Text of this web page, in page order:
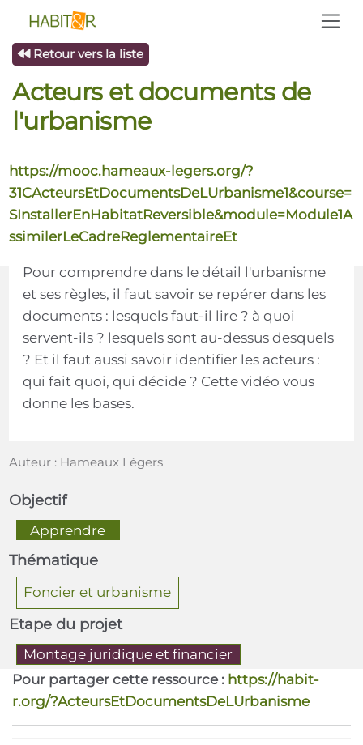
Retour vers la liste
Acteurs et documents de
l'urbanisme
https://mooc.hameaux-legers.org/?
31CActeursEtDocumentsDeLUrbanisme1&course=
SInstallerEnHabitatReversible&module=Module1A
ssimilerLeCadreReglementaireEt
Pour comprendre dans le détail l'urbanisme
et ses règles, il faut savoir se repérer dans les
documents : lesquels faut-il lire ? à quoi
servent-ils ? lesquels sont au-dessus desquels
? Et il faut aussi savoir identifier les acteurs :
qui fait quoi, qui décide ? Cette vidéo vous
donne les bases.
Auteur : Hameaux Légers
Objectif
  Apprendre
Thématique
Foncier et urbanisme
Etape du projet
Montage juridique et financier
Pour partager cette ressource : https://habit-
r.org/?ActeursEtDocumentsDeLUrbanisme